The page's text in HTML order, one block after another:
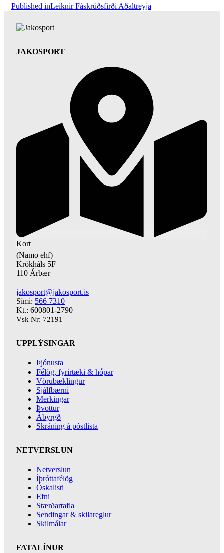
Leiðarkerfi
færslu
Published inLeiknir Fáskrúðsfirði Aðaltreyja
JAKOSPORT
Kort
(Namo ehf)
Krókháls 5F
110 Árbær
jakosport@jakosport.is
Sími: 566 7310
Kt.: 600801-2790
Vsk Nr: 72191
UPPLÝSINGAR
Þjónusta
Félög, fyrirtæki & hópar
Vörubæklingur
Sjálfbærni
Merkingar
Þvottur
Ábyrgð
Skráning á póstlista
NETVERSLUN
Netverslun
Íþróttafélög
Óskalisti
Efni
Stærðartafla
Sendingar & skilareglur
Skilmálar
FATALÍNUR